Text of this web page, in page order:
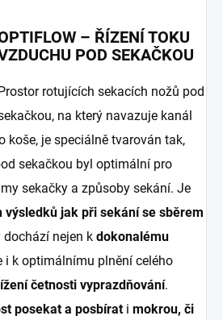
– ŘÍZENÍ TOKU
POD SEKAČKOU
Prostor rotujících sekacích nožů pod
na který navazuje kanál
koše, je speciálně tvarován tak,
sekačkou byl optimální pro
sekačky a způsoby sekání. Je
výsledků jak při sekání se sběrem
dochází nejen k dokonalému
i k optimálnímu plnění celého
četnosti vyprazdňování.
posekat a posbírati mokrou, či